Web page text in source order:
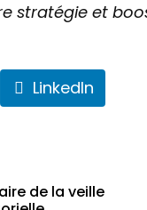
stratégie et
LinkedIn
de la veille